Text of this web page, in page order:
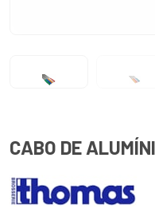
CABO DE